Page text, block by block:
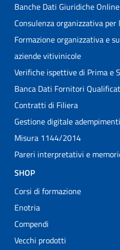
Banche Dati Giuridiche Online
Consulenza organizzativa
Formazione organizzativa e
aziende vitivinicole
Verifiche ispettive di Prima e
Banca Dati Fornitori
Contratti di Filiera
Gestione digitale
Misura 1144/2014
Pareri interpretativi e
SHOP
Corsi di formazione
Enotria
Compendi
Vecchi prodotti